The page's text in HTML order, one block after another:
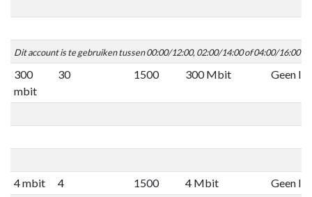
Dit account is te gebruiken tussen 00:00/12:00, 02:00/14:00 of 04:00/16:00
300
mbit
30 1500 300 Mbit Geen
4 mbit 4 1500 4 Mbit Geen